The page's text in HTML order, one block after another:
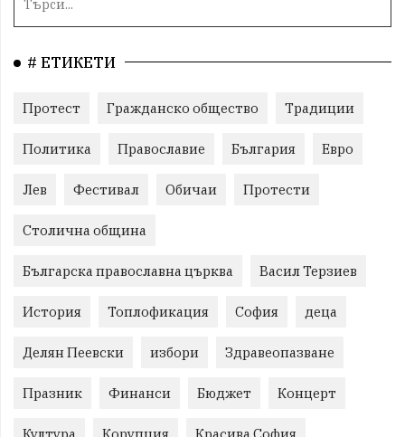
# ЕТИКЕТИ
Протест Гражданско общество Традиции
Политика Православие България Евро
Лев Фестивал Обичаи Протести
Столична община
Българска православна църква Васил Терзиев
История Топлофикация София деца
Делян Пеевски избори Здравеопазване
Празник Финанси Бюджет Концерт